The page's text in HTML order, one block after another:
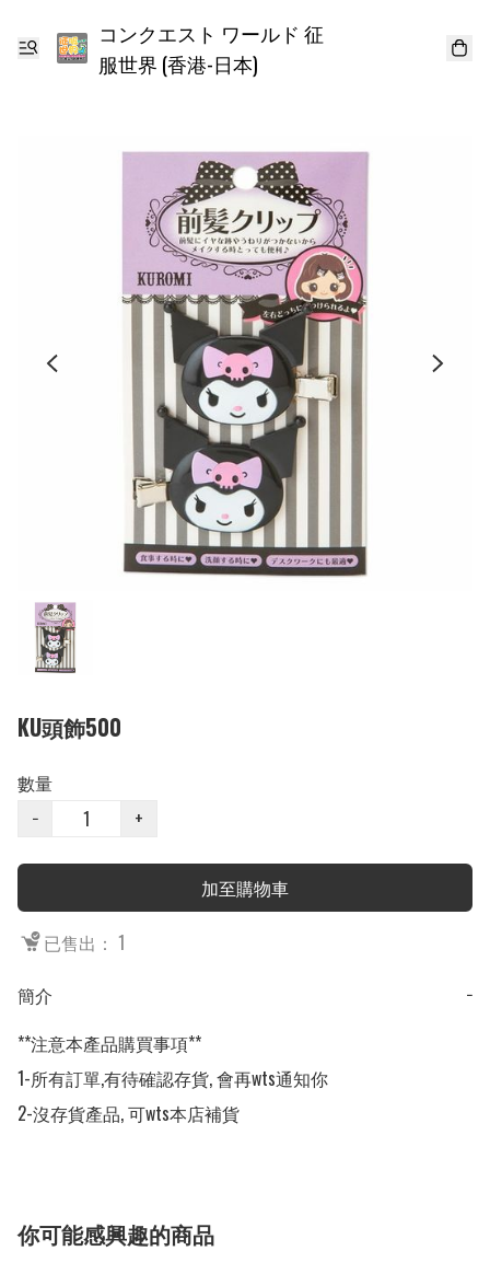
コンクエスト ワールド 征
服世界 (香港-日本)
KU頭飾500
數量
−
+
加至購物車
已售出： 1
簡介
−
**注意本產品購買事項**
1-所有訂單,有待確認存貨, 會再wts通知你
2-沒存貨產品, 可wts本店補貨
你可能感興趣的商品